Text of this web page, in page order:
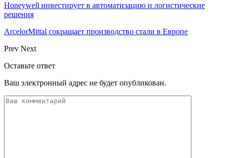
Honeywell инвестирует в автоматизацию и логистические
решения
ArcelorMittal сокращает производство стали в Европе
Prev Next
Оставьте ответ
Ваш электронный адрес не будет опубликован.